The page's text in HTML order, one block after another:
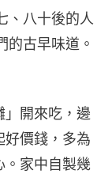
、八十後的人
的古早味道。
」開來吃，邊
好價錢，多為
。家中自製幾